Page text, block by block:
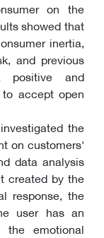
on the
showed that
inertia,
and previous
positive and
accept open
the
on customers'
data analysis
created by the
response, the
user has an
emotional